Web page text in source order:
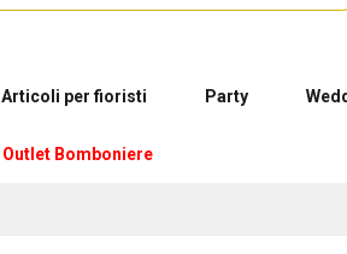
Articoli per fioristi Party
Outlet Bomboniere